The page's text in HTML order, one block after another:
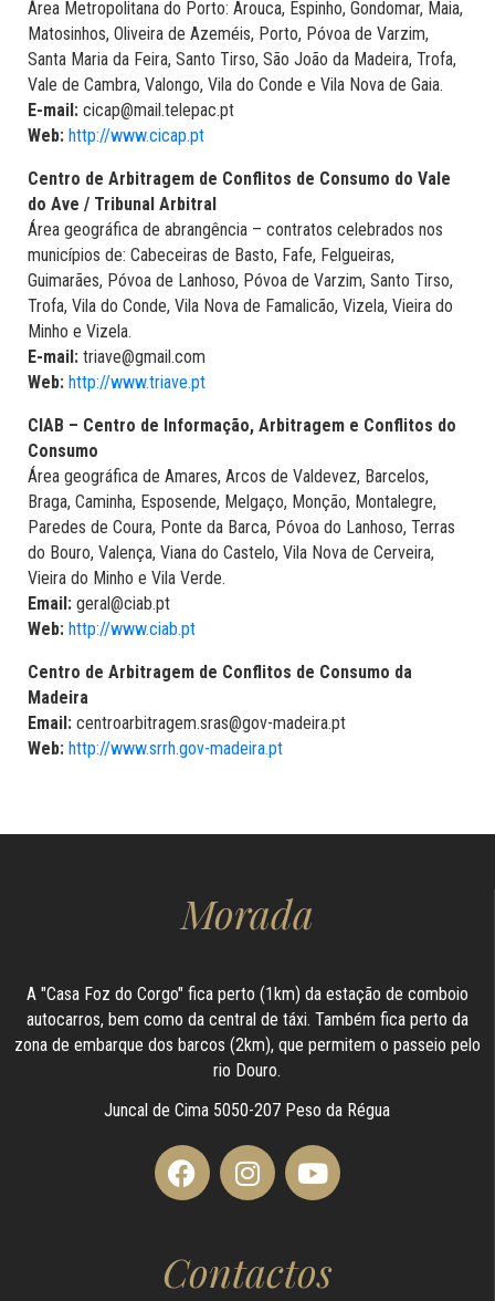
Área Metropolitana do Porto: Arouca, Espinho, Gondomar, Maia,
Matosinhos, Oliveira de Azeméis, Porto, Póvoa de Varzim,
Santa Maria da Feira, Santo Tirso, São João da Madeira, Trofa,
Vale de Cambra, Valongo, Vila do Conde e Vila Nova de Gaia.
E-mail: cicap@mail.telepac.pt
Web: http://www.cicap.pt
Centro de Arbitragem de Conflitos de Consumo do Vale
do Ave / Tribunal Arbitral
Área geográfica de abrangência – contratos celebrados nos
municípios de: Cabeceiras de Basto, Fafe, Felgueiras,
Guimarães, Póvoa de Lanhoso, Póvoa de Varzim, Santo Tirso,
Trofa, Vila do Conde, Vila Nova de Famalicão, Vizela, Vieira do
Minho e Vizela.
E-mail: triave@gmail.com
Web: http://www.triave.pt
CIAB – Centro de Informação, Arbitragem e Conflitos do
Consumo
Área geográfica de Amares, Arcos de Valdevez, Barcelos,
Braga, Caminha, Esposende, Melgaço, Monção, Montalegre,
Paredes de Coura, Ponte da Barca, Póvoa do Lanhoso, Terras
do Bouro, Valença, Viana do Castelo, Vila Nova de Cerveira,
Vieira do Minho e Vila Verde.
Email: geral@ciab.pt
Web: http://www.ciab.pt
Centro de Arbitragem de Conflitos de Consumo da
Madeira
Email: centroarbitragem.sras@gov-madeira.pt
Web: http://www.srrh.gov-madeira.pt
Morada
A "Casa Foz do Corgo" fica perto (1km) da estação de comboio
autocarros, bem como da central de táxi. Também fica perto da
zona de embarque dos barcos (2km), que permitem o passeio pelo
rio Douro.
Juncal de Cima 5050-207 Peso da Régua
Contactos